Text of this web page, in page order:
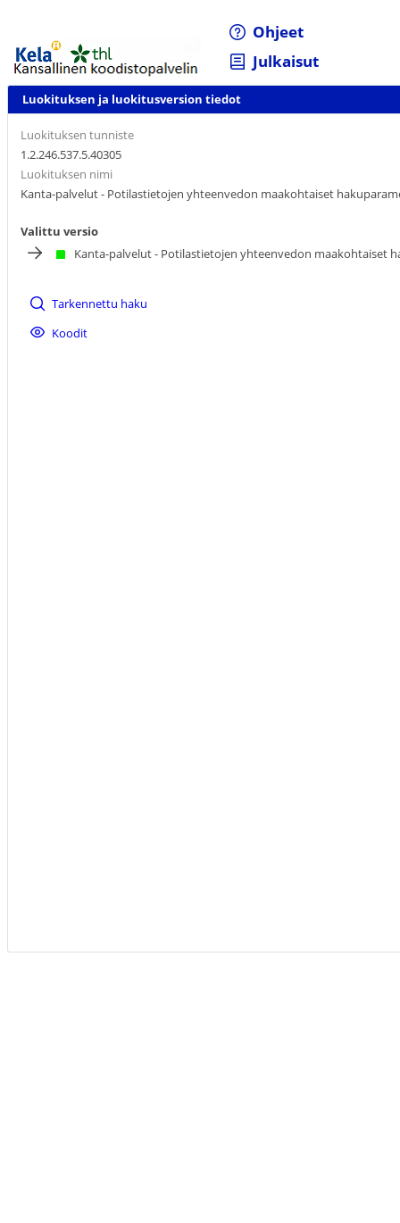
Ohjeet
Julkaisut
Luokituksen ja luokitusversion tiedot
Luokituksen tunniste
1.2.246.537.5.40305
Luokituksen nimi
Kanta-palvelut - Potilastietojen yhteenvedon maakohtaiset
Valittu versio
Kanta-palvelut - Potilastietojen yhteenvedon maakohtaiset
Tarkennettu haku
Koodit